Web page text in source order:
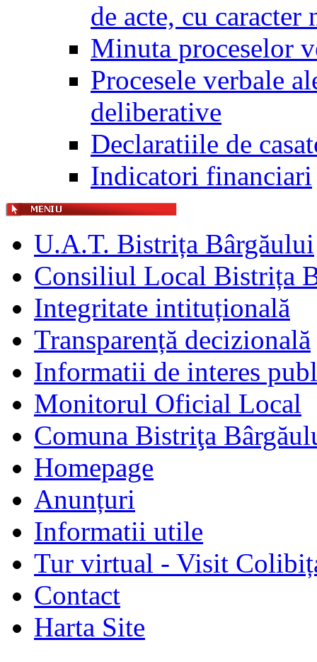
de acte, cu caracter
Minuta proceselor
Procesele verbale
deliberative
Declaratiile de
Indicatori financiari
U.A.T. Bistrița Bârgăului
Consiliul Local Bistrița
Integritate intituțională
Transparență decizională
Informatii de interes
Monitorul Oficial Local
Comuna Bistriţa
Homepage
Anunțuri
Informatii utile
Tur virtual - Visit
Contact
Harta Site